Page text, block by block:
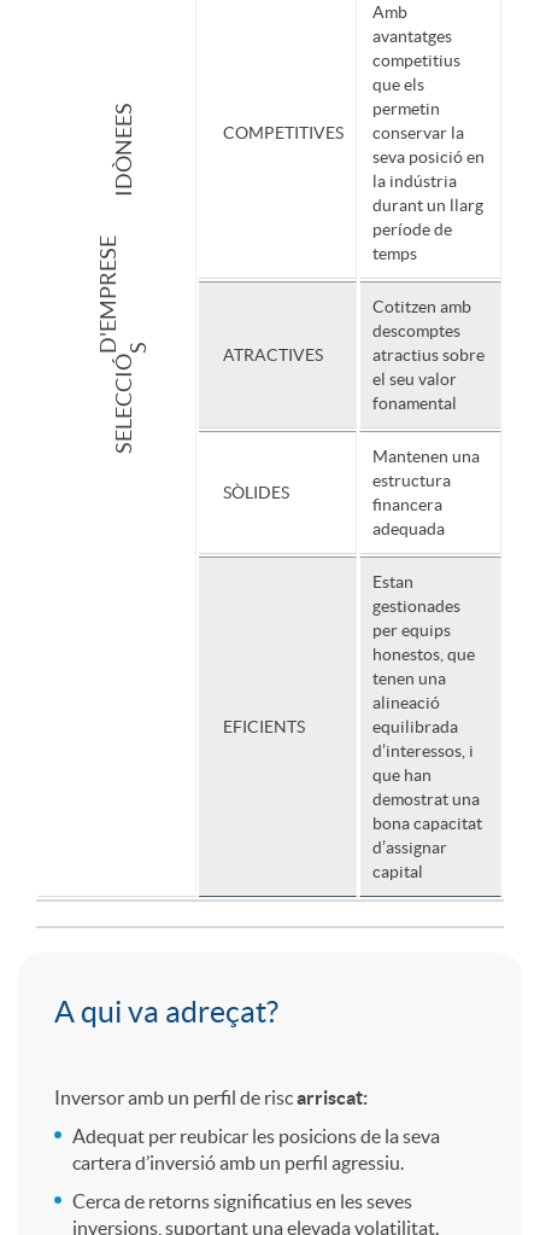
e
IDÒNEES
D
'
E
M
P
R
E
S
E S
SELECCIÓ
COMPETITIVES
Amb
avantatges
competitius
que els
permetin
conservar la
seva posició en
la indústria
durant un llarg
període de
temps
ATRACTIVES
Cotitzen amb
descomptes
atractius sobre
el seu valor
fonamental
SÒLIDES
Mantenen una
estructura
financera
adequada
EFICIENTS
Estan
gestionades
per equips
honestos, que
tenen una
alineació
equilibrada
d’interessos, i
que han
demostrat una
bona capacitat
d’assignar
capital
A qui va adreçat?
Inversor amb un perfil de riscarriscat:
Adequat per reubicar les posicions de la seva
cartera d’inversió amb un perfil agressiu.
Cerca de retorns significatius en les seves
inversions, suportant una elevada volatilitat.